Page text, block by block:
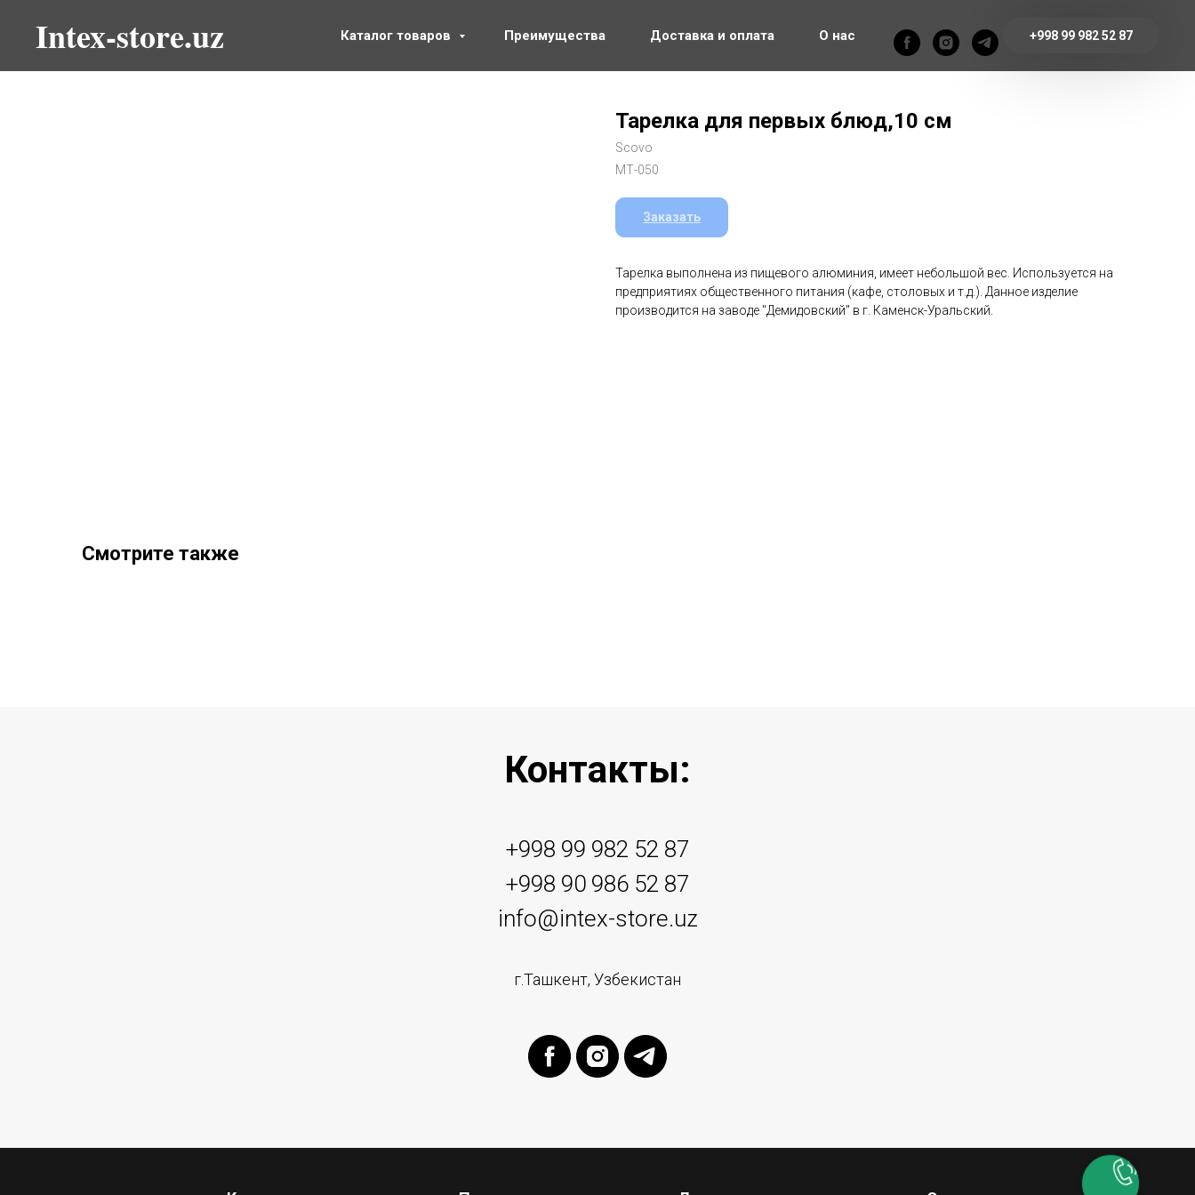
Intex-store.uz Каталог товаров Преимущества Доставка и оплата О нас +998 99 982 52 87
Тарелка для первых блюд,10 см
Scovo
МТ-050
Заказать
Тарелка выполнена из пищевого алюминия, имеет небольшой вес. Используется на
предприятиях общественного питания (кафе, столовых и т.д.). Данное изделие
производится на заводе "Демидовский" в г. Каменск-Уральский.
Смотрите также
Контакты:
+998 99 982 52 87
+998 90 986 52 87
info@intex-store.uz
г.Ташкент, Узбекистан